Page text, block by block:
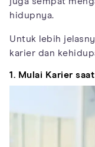
hidupnya.
Untuk lebih
karier dan
1. Mulai Karier